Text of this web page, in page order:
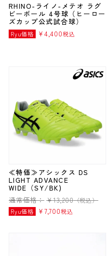
RHINO-ライノ-メテオ ラグ
ビーボール 4号球（ヒーロー
ズカップ公式試合球）
Ryu価格 ¥ 4,400税込
≪特価≫アシックス DS
LIGHT ADVANCE
WIDE（SY/BK)
通常価格： ¥13,200（税込）
Ryu価格
¥ 7,700税込